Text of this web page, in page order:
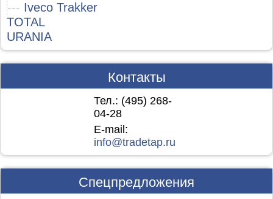
--- Iveco Trakker
TOTAL
URANIA
Контакты
Тел.: (495) 268-
04-28
E-mail:
info@tradetap.ru
Спецпредложения